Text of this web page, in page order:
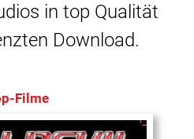
in top Qualität
Download.
Filme